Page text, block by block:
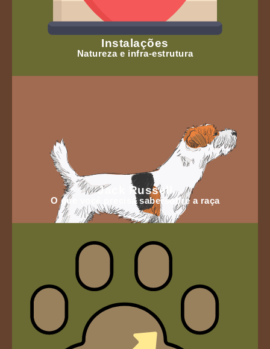
Instalações
Natureza e infra-estrutura
Jack Russell
O que você precisa sabersobre a raça